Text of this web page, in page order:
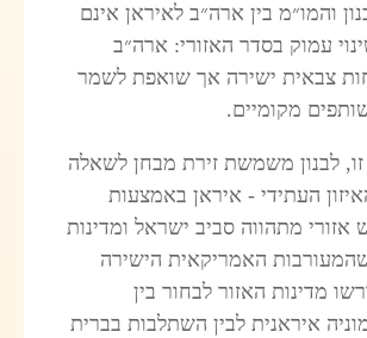
והמו״מ בין ארה״ב לאיראן אינם
עמוק בסדר האזורי: ארה״ב
צבאית ישירה אך שואפת לשמר
מקומיים.
לבנון משמשת זירת מבחן לשאלה
העתידי - איראן באמצעות
אזורי מתהווה סביב ישראל ומדינות
האמריקאית הישירה
מדינות האזור לבחור בין
איראנית לבין השתלבות בברית